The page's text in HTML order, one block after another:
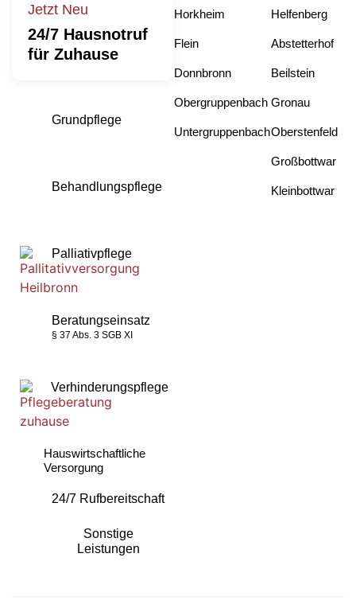
Jetzt Neu
24/7 Hausnotruf
für Zuhause
Grundpflege
Behandlungspflege
Palliativpflege
Beratungseinsatz
§ 37 Abs. 3 SGB XI
Verhinderungspflege
Hauswirtschaftliche
Versorgung
24/7 Rufbereitschaft
Sonstige
Leistungen
Horkheim
Flein
Donnbronn
Obergruppenbach
Untergruppenbach
Helfenberg
Abstetterhof
Beilstein
Gronau
Oberstenfeld
Großbottwar
Kleinbottwar